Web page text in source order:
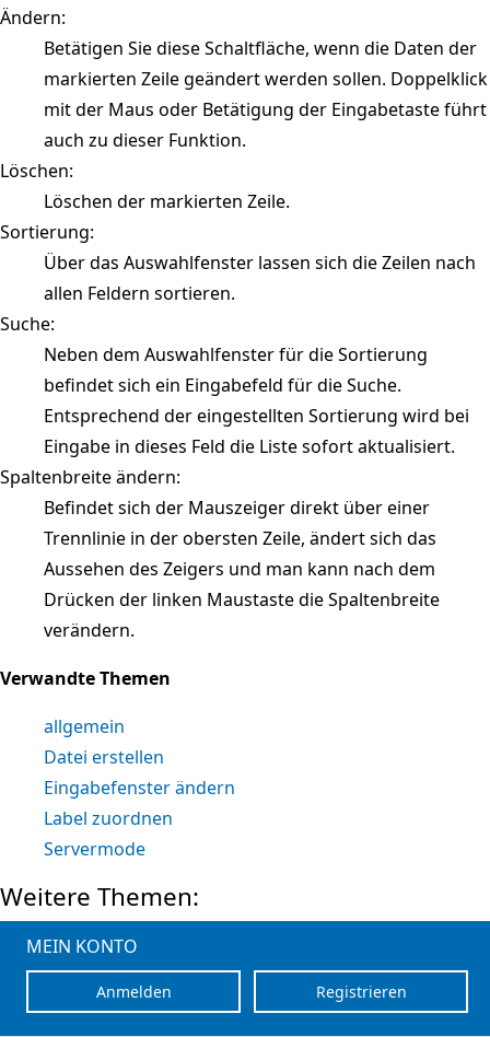
Ändern:
Betätigen Sie diese Schaltfläche, wenn die Daten der
markierten Zeile geändert werden sollen. Doppelklick
mit der Maus oder Betätigung der Eingabetaste führt
auch zu dieser Funktion.
Löschen:
Löschen der markierten Zeile.
Sortierung:
Über das Auswahlfenster lassen sich die Zeilen nach
allen Feldern sortieren.
Suche:
Neben dem Auswahlfenster für die Sortierung
befindet sich ein Eingabefeld für die Suche.
Entsprechend der eingestellten Sortierung wird bei
Eingabe in dieses Feld die Liste sofort aktualisiert.
Spaltenbreite ändern:
Befindet sich der Mauszeiger direkt über einer
Trennlinie in der obersten Zeile, ändert sich das
Aussehen des Zeigers und man kann nach dem
Drücken der linken Maustaste die Spaltenbreite
verändern.
Verwandte Themen
allgemein
Datei erstellen
Eingabefenster ändern
Label zuordnen
Servermode
Weitere Themen:
MEIN KONTO
Registrieren
Anmelden